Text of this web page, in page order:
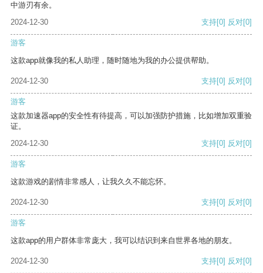
中游刃有余。
2024-12-30
支持[0] 反对[0]
游客
这款app就像我的私人助理，随时随地为我的办公提供帮助。
2024-12-30 支持[0] 反对[0]
游客
这款加速器app的安全性有待提高，可以加强防护措施，比如增加双重验
证。
2024-12-30
支持[0] 反对[0]
游客
这款游戏的剧情非常感人，让我久久不能忘怀。
2024-12-30 支持[0] 反对[0]
游客
这款app的用户群体非常庞大，我可以结识到来自世界各地的朋友。
2024-12-30 支持[0] 反对[0]